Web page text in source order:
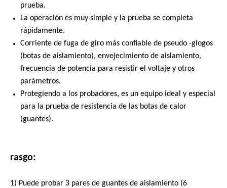
prueba.
La operación es muy simple y la prueba se completa
rápidamente.
Corriente de fuga de giro más confiable de pseudo -glogos
(botas de aislamiento), envejecimiento de aislamiento,
frecuencia de potencia para resistir el voltaje y otros
parámetros.
Protegiendo a los probadores, es un equipo ideal y especial
para la prueba de resistencia de las botas de calor
(guantes).
rasgo:
1) Puede probar 3 pares de guantes de aislamiento (6